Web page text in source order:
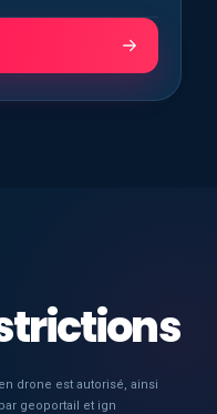
drone est autorisé, ainsi
geoportail et ign